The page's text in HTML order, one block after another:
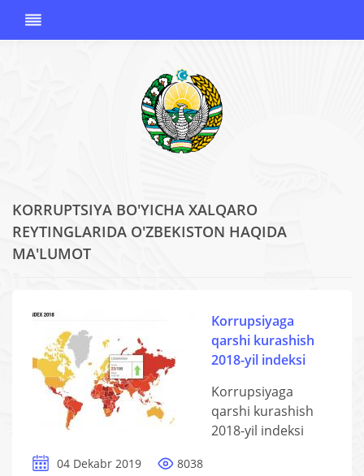
O'ZBEKISTON
RESPUBLIKASI
AGENTLIGI
KORRUPTSIYA BO'YICHA XALQARO
REYTINGLARIDA O'ZBEKISTON HAQIDA
MA'LUMOT
Korrupsiyaga
qarshi kurashish
2018-yil indeksi
Korrupsiyaga
qarshi kurashish
2018-yil indeksi
04 Dekabr 2019 8038